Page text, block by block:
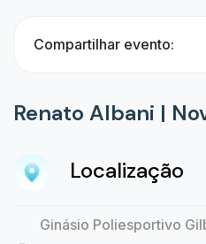
Renato Albani |
Localização
Ginásio Poliesportivo
Compartilhar evento: